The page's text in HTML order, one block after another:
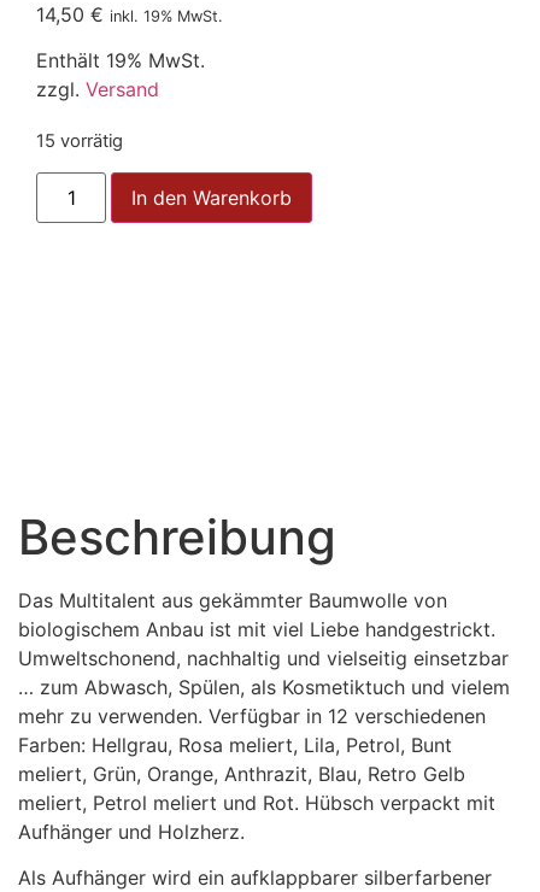
14,50 € inkl. 19% MwSt.
Enthält 19% MwSt.
zzgl. Versand
15 vorrätig
In den Warenkorb
Beschreibung
Das Multitalent aus gekämmter Baumwolle von
biologischem Anbau ist mit viel Liebe handgestrickt.
Umweltschonend, nachhaltig und vielseitig einsetzbar
… zum Abwasch, Spülen, als Kosmetiktuch und vielem
mehr zu verwenden. Verfügbar in 12 verschiedenen
Farben: Hellgrau, Rosa meliert, Lila, Petrol, Bunt
meliert, Grün, Orange, Anthrazit, Blau, Retro Gelb
meliert, Petrol meliert und Rot. Hübsch verpackt mit
Aufhänger und Holzherz.
Als Aufhänger wird ein aufklappbarer silberfarbener